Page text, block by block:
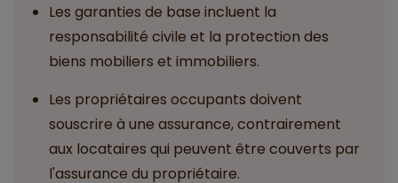
Les garanties de base incluent la
responsabilité civile et la protection des
biens mobiliers et immobiliers.
Les propriétaires occupants doivent
souscrire à une assurance, contrairement
aux locataires qui peuvent être couverts par
l'assurance du propriétaire.